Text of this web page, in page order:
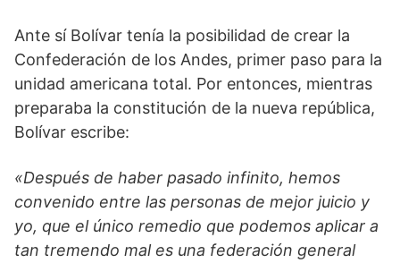
Ante sí Bolívar tenía la posibilidad de crear la
Confederación de los Andes, primer paso para la
unidad americana total. Por entonces, mientras
preparaba la constitución de la nueva república,
Bolívar escribe:
«Después de haber pasado infinito, hemos
convenido entre las personas de mejor juicio y
yo, que el único remedio que podemos aplicar a
tan tremendo mal es una federación general